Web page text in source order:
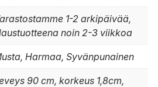
1-2 arkipäivää,
noin 2-3 viikkoa
Harmaa, Syvänpunainen
90 cm, korkeus 1,8cm,